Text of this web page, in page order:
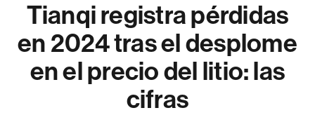
Tianqi registra pérdidas
en 2024 tras el desplome
en el precio del litio: las
cifras